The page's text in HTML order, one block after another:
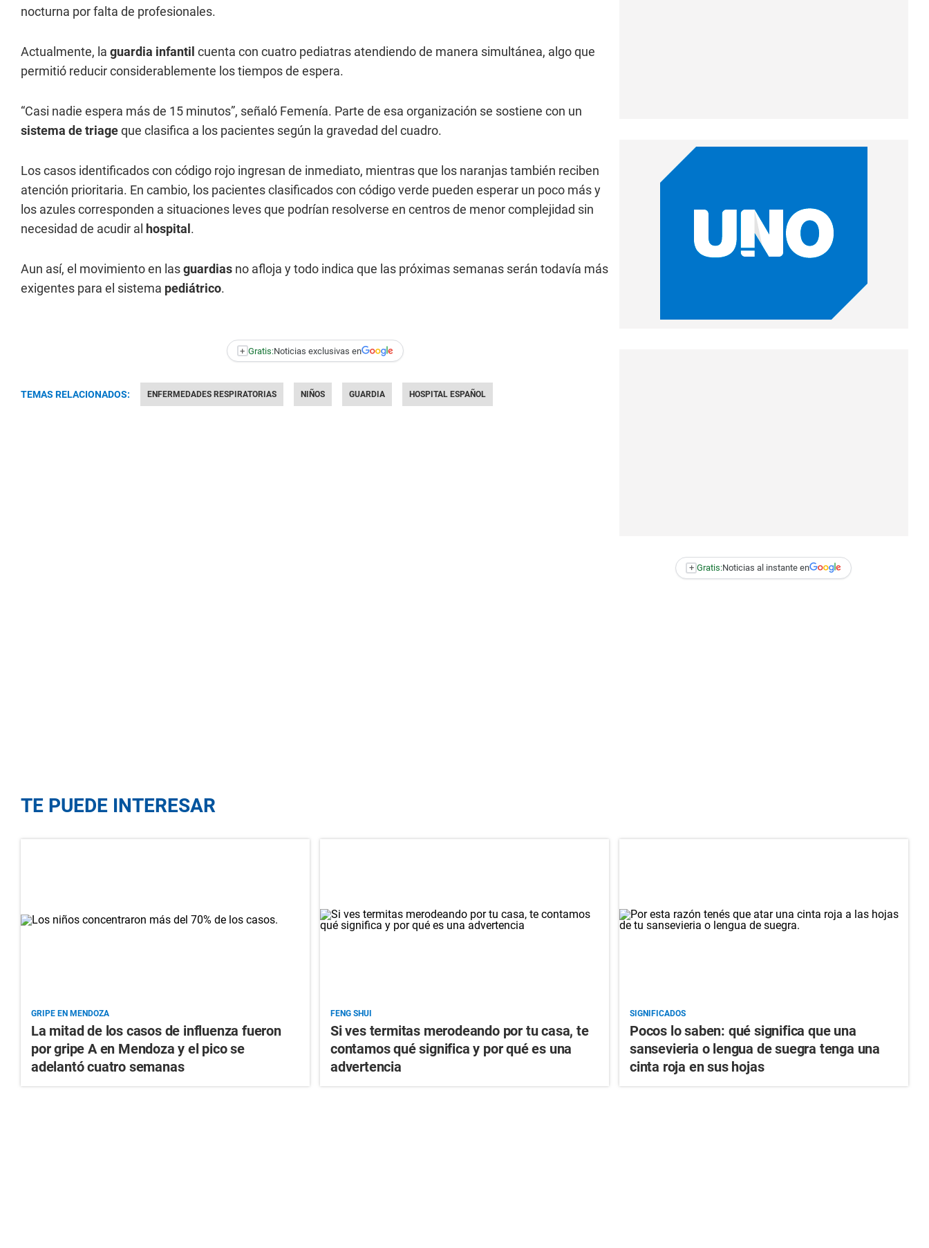
nocturna por falta de profesionales.
Actualmente, la guardia infantil cuenta con cuatro pediatras atendiendo de manera simultánea, algo que
permitió reducir considerablemente los tiempos de espera.
“Casi nadie espera más de 15 minutos”, señaló Femenía. Parte de esa organización se sostiene con un
sistema de triageque clasifica a los pacientes según la gravedad del cuadro.
Los casos identificados con código rojo ingresan de inmediato, mientras que los naranjas también reciben
atención prioritaria. En cambio, los pacientes clasificados con código verde pueden esperar un poco más y
los azules corresponden a situaciones leves que podrían resolverse en centros de menor complejidad sin
necesidad de acudir al hospital .
Aun así, el movimiento en lasguardias no afloja y todo indica que las próximas semanas serán todavía más
exigentes para el sistema pediátrico.
+ Gratis:Noticias exclusivas en
TEMAS RELACIONADOS: ENFERMEDADES RESPIRATORIAS NIÑOS GUARDIA HOSPITAL ESPAÑOL
+ Gratis:Noticias al instante en
TE PUEDE INTERESAR
GRIPE EN MENDOZA
La mitad de los casos de influenza fueron
por gripe A en Mendoza y el pico se
adelantó cuatro semanas
FENG SHUI
Si ves termitas merodeando por tu casa, te
contamos qué significa y por qué es una
advertencia
SIGNIFICADOS
Pocos lo saben: qué significa que una
sansevieria o lengua de suegra tenga una
cinta roja en sus hojas